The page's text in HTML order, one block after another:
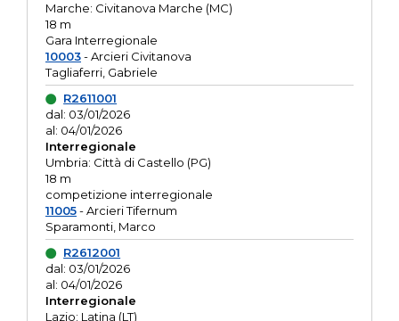
Marche: Civitanova Marche (MC)
18 m
Gara Interregionale
10003- Arcieri Civitanova
Tagliaferri, Gabriele
R2611001
dal: 03/01/2026
al: 04/01/2026
Interregionale
Umbria: Città di Castello (PG)
18 m
competizione interregionale
11005- Arcieri Tifernum
Sparamonti, Marco
R2612001
dal: 03/01/2026
al: 04/01/2026
Interregionale
Lazio: Latina (LT)